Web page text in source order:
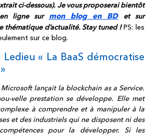
ci-dessous). Je vous proposerai bientôt
ligne sur mon blog en BDet sur
thématique d’actualité. Stay tuned !PS: les
sur ce blog.
« La BaaS démocratise
lançait la blockchain as a Service.
velle prestation se développe. Elle met
à comprendre et à manipuler à la
et des industriels qui ne disposent ni des
pour la développer. Si les